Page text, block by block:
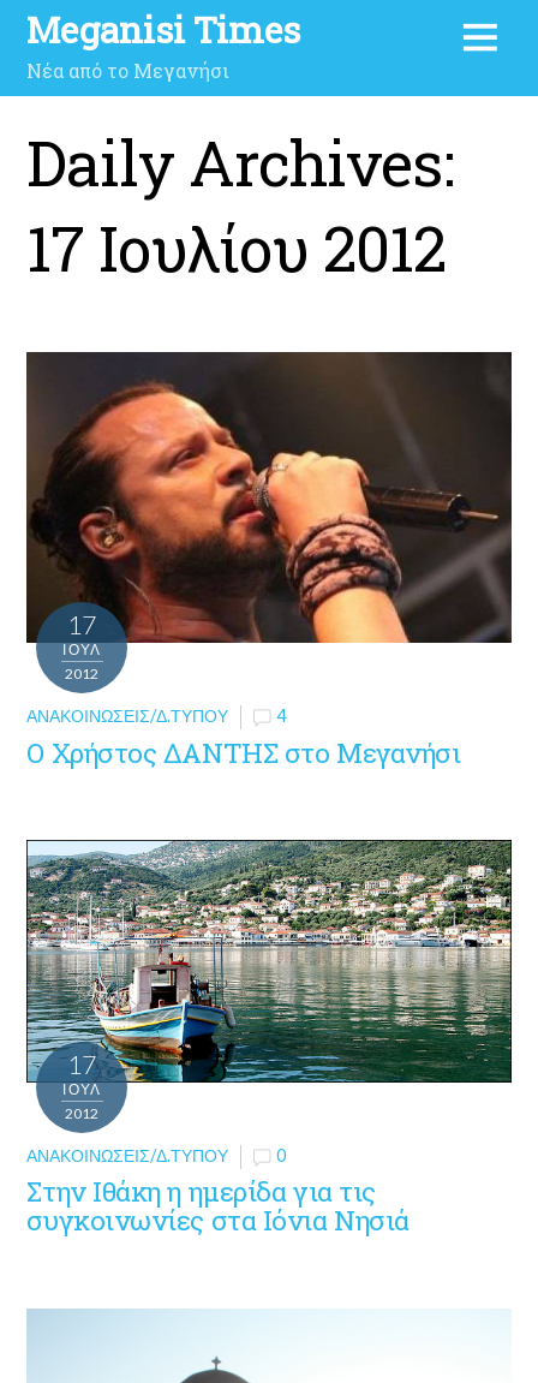
Meganisi Times
Νέα από το Μεγανήσι
Daily Archives:
17 Ιουλίου 2012
17
ΙΟΎΛ
2012
ΑΝΑΚΟΙΝΏΣΕΙΣ/Δ.ΤΎΠΟΥ 4
O Χρήστος ΔΑΝΤΗΣ στο Μεγανήσι
17
ΙΟΎΛ
2012
ΑΝΑΚΟΙΝΏΣΕΙΣ/Δ.ΤΎΠΟΥ 0
Στην Ιθάκη η ημερίδα για τις
συγκοινωνίες στα Ιόνια Νησιά